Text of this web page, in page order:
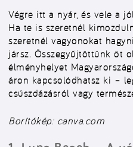
Végre itt a nyár, és vele a
Ha te is szeretnél
szeretnél vagyonokat
jársz. Összegyűjtöttünk öt
élményhelyet
áron kapcsolódhatsz ki –
csúszdázásról vagy
Borítókép: canva.com